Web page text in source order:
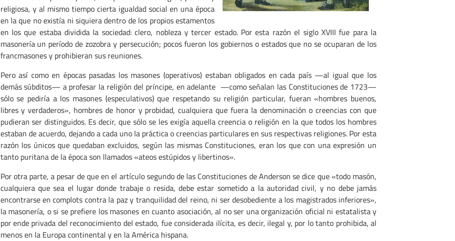
religiosa, y al mismo tiempo cierta igualdad social en una época
en la que no existía ni siquiera dentro de los propios estamentos
en los que estaba dividida la sociedad: clero, nobleza y tercer estado. Por esta razón el siglo XVIII fue para la
masonería un período de zozobra y persecución; pocos fueron los gobiernos o estados que no se ocuparan de los
francmasones y prohibieran sus reuniones.
Pero así como en épocas pasadas los masones (operativos) estaban obligados en cada país —al igual que los
demás súbditos— a profesar la religión del príncipe, en adelante —como señalan las Constituciones de 1723—
sólo se pediría a los masones (especulativos) que respetando su religión particular, fueran «hombres buenos,
libres y verdaderos», hombres de honor y probidad, cualquiera que fuera la denominación o creencias con que
pudieran ser distinguidos. Es decir, que sólo se les exigía aquella creencia o religión en la que todos los hombres
estaban de acuerdo, dejando a cada uno la práctica o creencias particulares en sus respectivas religiones. Por esta
razón los únicos que quedaban excluidos, según las mismas Constituciones, eran los que con una expresión un
tanto puritana de la época son llamados «ateos estúpidos y libertinos».
Por otra parte, a pesar de que en el artículo segundo de las Constituciones de Anderson se dice que «todo masón,
cualquiera que sea el lugar donde trabaje o resida, debe estar sometido a la autoridad civil, y no debe jamás
encontrarse en complots contra la paz y tranquilidad del reino, ni ser desobediente a los magistrados inferiores»,
la masonería, o si se prefiere los masones en cuanto asociación, al no ser una organización oficial ni estatalista y
por ende privada del reconocimiento del estado, fue considerada ilícita, es decir, ilegal y, por lo tanto prohibida, al
menos en la Europa continental y en la América hispana.